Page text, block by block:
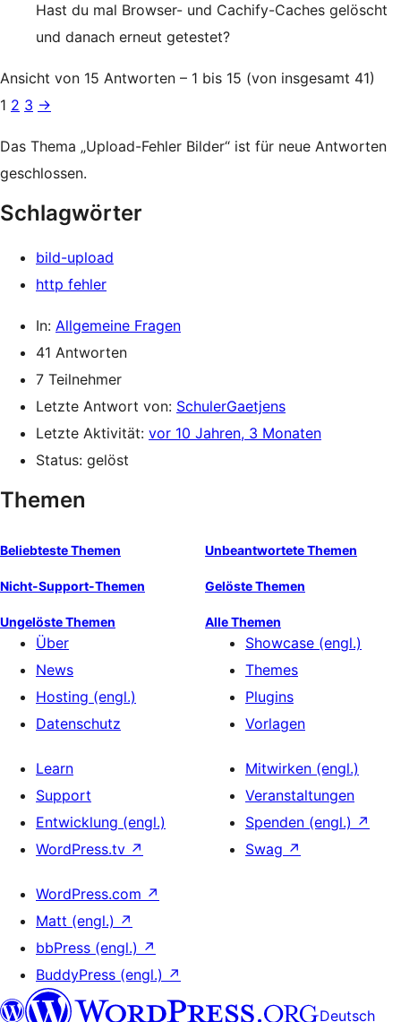
Hast du mal Browser- und Cachify-Caches gelöscht
und danach erneut getestet?
Ansicht von 15 Antworten – 1 bis 15 (von insgesamt 41)
1 2 3 →
Das Thema „Upload-Fehler Bilder“ ist für neue Antworten
geschlossen.
Schlagwörter
bild-upload
http fehler
In: Allgemeine Fragen
41 Antworten
7 Teilnehmer
Letzte Antwort von: SchulerGaetjens
Letzte Aktivität: vor 10 Jahren, 3 Monaten
Status: gelöst
Themen
Beliebteste Themen Unbeantwortete Themen
Nicht-Support-Themen Gelöste Themen
Ungelöste Themen Alle Themen
Über
News
Hosting (engl.)
Datenschutz
Showcase (engl.)
Themes
Plugins
Vorlagen
Learn
Support
Entwicklung (engl.)
WordPress.tv ↗
Mitwirken (engl.)
Veranstaltungen
Spenden (engl.) ↗
Swag ↗
WordPress.com ↗
Matt (engl.) ↗
bbPress (engl.) ↗
BuddyPress (engl.) ↗
Deutsch